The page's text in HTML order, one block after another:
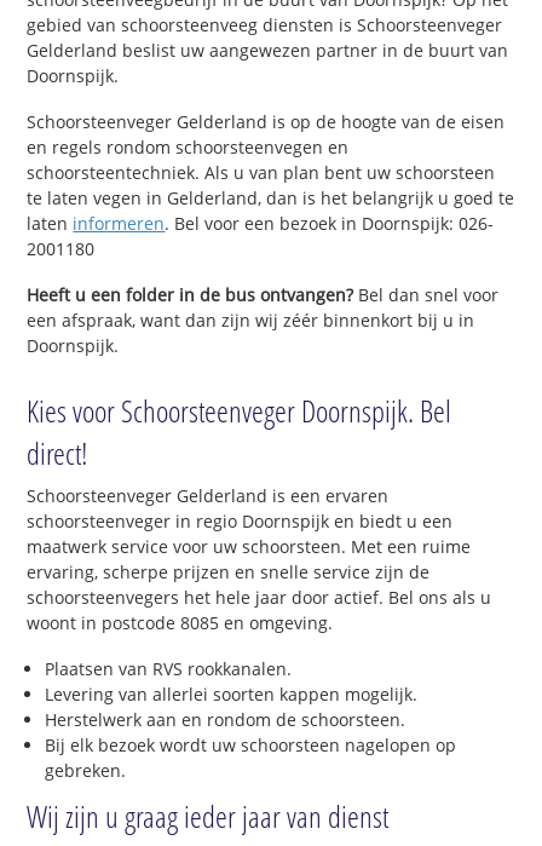
gebied van schoorsteenveeg diensten is Schoorsteenveger
Gelderland beslist uw aangewezen partner in de buurt van
Doornspijk.
Schoorsteenveger Gelderland is op de hoogte van de eisen
en regels rondom schoorsteenvegen en
schoorsteentechniek. Als u van plan bent uw schoorsteen
te laten vegen in Gelderland, dan is het belangrijk u goed te
laten informeren. Bel voor een bezoek in Doornspijk: 026-
2001180
Heeft u een folder in de bus ontvangen?Bel dan snel voor
een afspraak, want dan zijn wij zéér binnenkort bij u in
Doornspijk.
Kies voor Schoorsteenveger Doornspijk. Bel
direct!
Schoorsteenveger Gelderland is een ervaren
schoorsteenveger in regio Doornspijk en biedt u een
maatwerk service voor uw schoorsteen. Met een ruime
ervaring, scherpe prijzen en snelle service zijn de
schoorsteenvegers het hele jaar door actief. Bel ons als u
woont in postcode 8085 en omgeving.
Plaatsen van RVS rookkanalen.
Levering van allerlei soorten kappen mogelijk.
Herstelwerk aan en rondom de schoorsteen.
Bij elk bezoek wordt uw schoorsteen nagelopen op
gebreken.
Wij zijn u graag ieder jaar van dienst